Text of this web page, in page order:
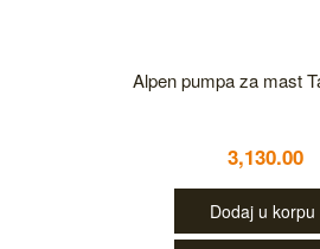
Alpen pumpa za mast
3,130.00
Dodaj u korpu